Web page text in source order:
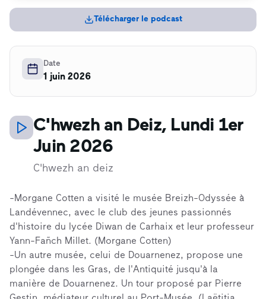
Adhérer
Télécharger le podcast
Date
1 juin 2026
C'hwezh an Deiz, Lundi 1er
Juin 2026
C'hwezh an deiz
-Morgane Cotten a visité le musée Breizh-Odyssée à
Landévennec, avec le club des jeunes passionnés
d'histoire du lycée Diwan de Carhaix et leur professeur
Yann-Fañch Millet. (Morgane Cotten)
-Un autre musée, celui de Douarnenez, propose une
plongée dans les Gras, de l'Antiquité jusqu'à la
manière de Douarnenez. Un tour proposé par Pierre